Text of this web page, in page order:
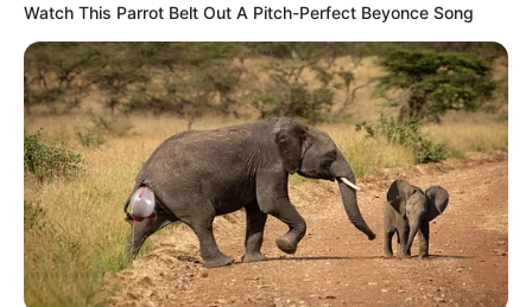
Watch This Parrot Belt Out A Pitch-Perfect Beyonce Song